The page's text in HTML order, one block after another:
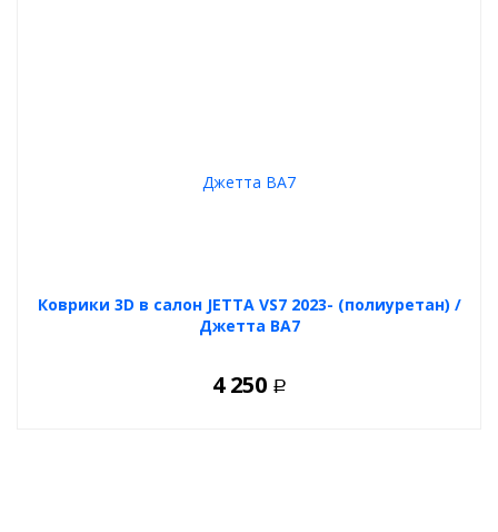
Коврики 3D в салон JETTA VS7 2023- (полиуретан) /
Джетта ВА7
4 250 Р